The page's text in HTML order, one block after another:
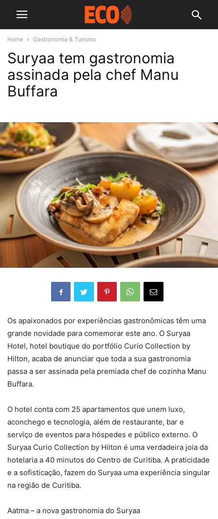
Home Gastronomia & Turismo
Suryaa tem gastronomia
assinada pela chef Manu
Buffara
Os apaixonados por experiências gastronômicas têm uma
grande novidade para comemorar este ano. O Suryaa
Hotel, hotel boutique do portfólio Curio Collection by
Hilton, acaba de anunciar que toda a sua gastronomia
passa a ser assinada pela premiada chef de cozinha Manu
Buffara.
O hotel conta com 25 apartamentos que unem luxo,
aconchego e tecnologia, além de restaurante, bar e
serviço de eventos para hóspedes e público externo. O
Suryaa Curio Collection by Hilton é uma verdadeira joia da
hotelaria a 40 minutos do Centro de Curitiba. A praticidade
e a sofisticação, fazem do Suryaa uma experiência singular
na região de Curitiba.
Aatma – a nova gastronomia do Suryaa